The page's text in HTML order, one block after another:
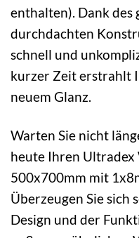
enthalten). Dank des
durchdachten
schnell und
kurzer Zeit erstrahlt
neuem Glanz.
Warten Sie nicht
heute Ihren Ultradex
500x700mm mit
Überzeugen Sie sich
Design und der